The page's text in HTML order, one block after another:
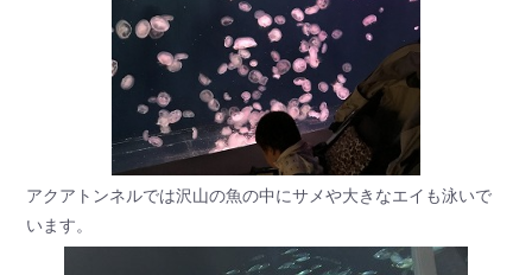
アクアトンネルでは沢山の魚の中にサメや大きなエイも泳いで
います。